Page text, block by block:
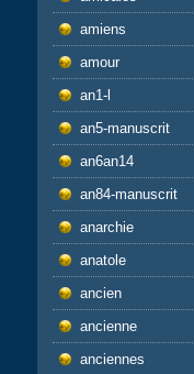
amiens
amour
an1-l
an5-manuscrit
an6an14
an84-manuscrit
anarchie
anatole
ancien
ancienne
anciennes